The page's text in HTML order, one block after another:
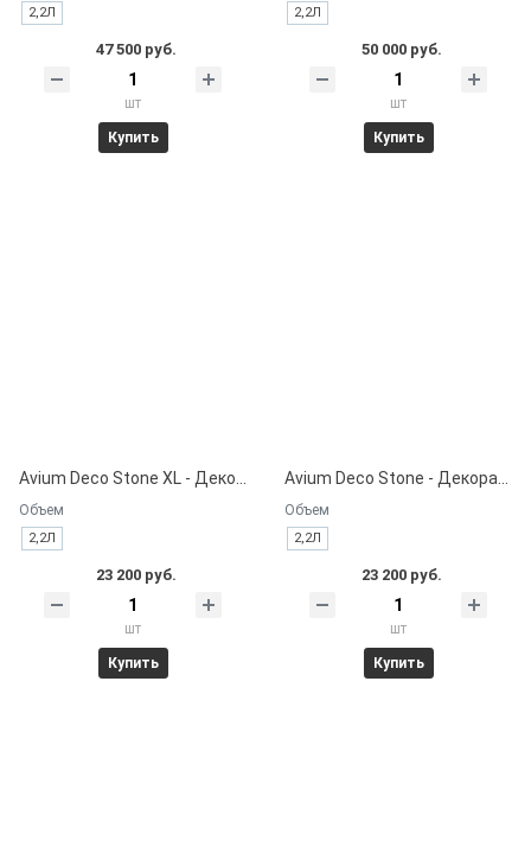
2,2Л
47 500 руб.
шт
Купить
2,2Л
50 000 руб.
шт
Купить
Объем
2,2Л
23 200 руб.
шт
Купить
Объем
2,2Л
23 200 руб.
шт
Купить